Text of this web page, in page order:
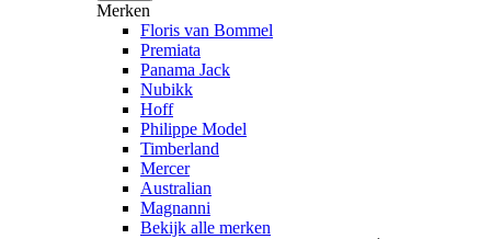
Merken
Floris van Bommel
Premiata
Panama Jack
Nubikk
Hoff
Philippe Model
Timberland
Mercer
Australian
Magnanni
Bekijk alle merken